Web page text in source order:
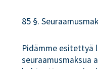
85 §.
Pidämme esitettyä
seuraamusmaksua